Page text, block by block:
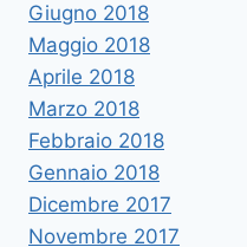
Giugno 2018
Maggio 2018
Aprile 2018
Marzo 2018
Febbraio 2018
Gennaio 2018
Dicembre 2017
Novembre 2017